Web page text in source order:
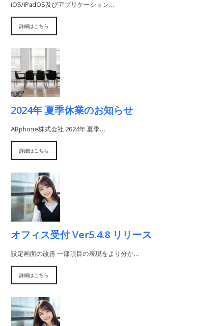
iOS/iPadOS及びアプリケーション…
詳細はこちら
2024年 夏季休業のお知らせ
ABphone株式会社 2024年 夏季…
詳細はこちら
オフィス受付 Ver5.4.8 リリース
設定画面の改善 一部項目の表現をより分か…
詳細はこちら